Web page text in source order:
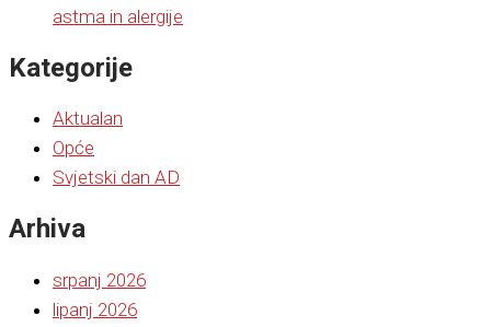
astma in alergije
Kategorije
Aktualan
Opće
Svjetski dan AD
Arhiva
srpanj 2026
lipanj 2026